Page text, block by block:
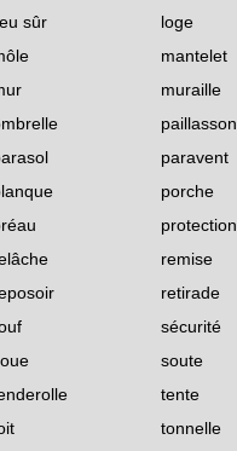
sûr loge
mantelet
muraille
paillasson
paravent
porche
protection
remise
retirade
sécurité
soute
tente
tonnelle